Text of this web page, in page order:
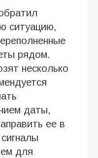
ситуацию,
рядом.
несколько
даты,
ее в
для